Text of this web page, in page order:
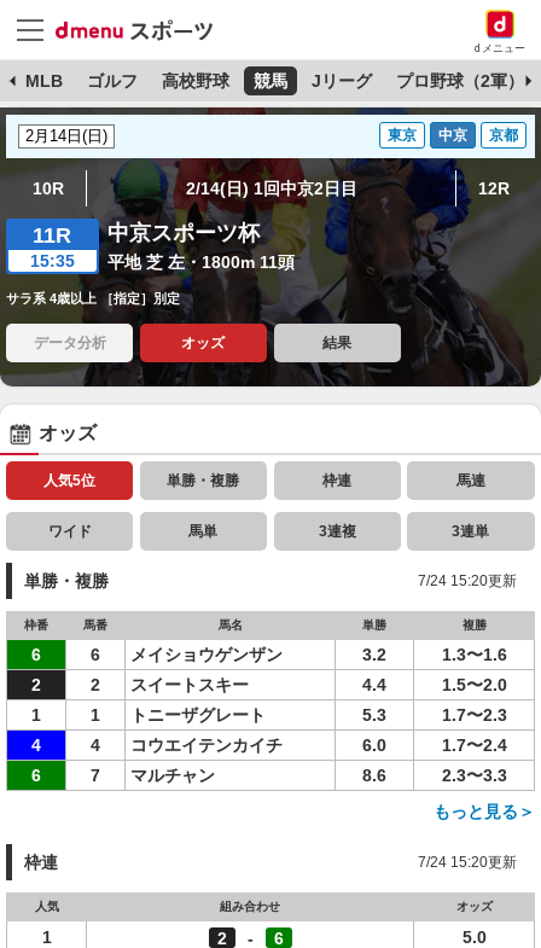
dメニュー
MLB ゴルフ 高校野球 競馬 Jリーグ プロ野球（2軍）
東京 中京 京都
10R 2/14(日) 1回中京2日目 12R
11R
15:35
中京スポーツ杯
平地 芝 左・1800m 11頭
サラ系 4歳以上 ［指定］別定
データ分析 オッズ 結果
オッズ
人気5位 単勝・複勝 枠連 馬連
ワイド 馬単 3連複 3連単
単勝・複勝 7/24 15:20更新
枠番 馬番 馬名 単勝 複勝
6 6 メイショウゲンザン 3.2
1.3〜1.6
2
2 スイートスキー 4.4
1.5〜2.0
1
1 トニーザグレート 5.3
1.7〜2.3
4
4 コウエイテンカイチ 6.0
1.7〜2.4
6
7 マルチャン 8.6
2.3〜3.3
もっと見る＞
枠連 7/24 15:20更新
人気 組み合わせ オッズ
1 2 - 6
5.0